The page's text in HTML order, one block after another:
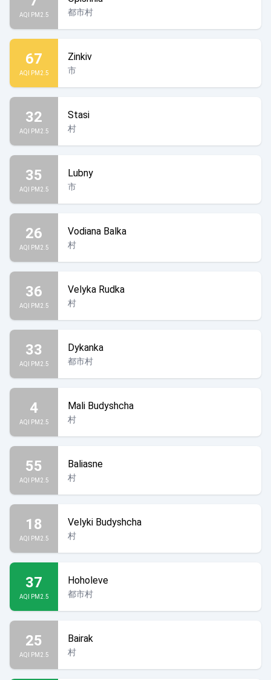
AQI PM2.5 都市村
67
AQI PM2.5
Zinkiv
市
32
AQI PM2.5
Stasi
村
35
AQI PM2.5
Lubny
市
26
AQI PM2.5
Vodiana Balka
村
36
AQI PM2.5
Velyka Rudka
村
33
AQI PM2.5
Dykanka
都市村
4
AQI PM2.5
Mali Budyshcha
村
55
AQI PM2.5
Baliasne
村
18
AQI PM2.5
Velyki Budyshcha
村
37
AQI PM2.5
Hoholeve
都市村
25
AQI PM2.5
Bairak
村